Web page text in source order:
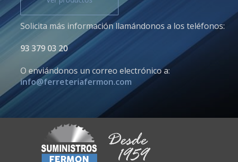
Solicita más información llamándonos a los teléfonos:
93 379 03 20
O enviándonos un correo electrónico a:
info@ferreteriafermon.com